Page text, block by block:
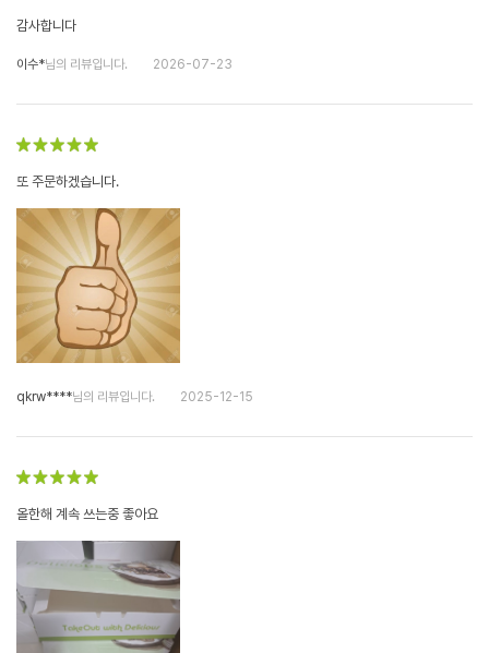
감사합니다
이수*님의 리뷰입니다. 2026-07-23
또 주문하겠습니다.
qkrw****님의 리뷰입니다. 2025-12-15
올한해 계속 쓰는중 좋아요